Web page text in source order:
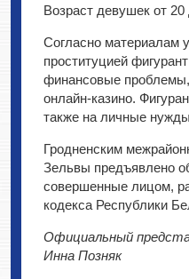
Возраст девушек от 20
Согласно материалам
проституцией
финансовые проблемы,
онлайн-казино.
также на личные
Гродненским
Зельвы предъявлено
совершенные лицом,
кодекса Республики
Официальный
Инна Позняк